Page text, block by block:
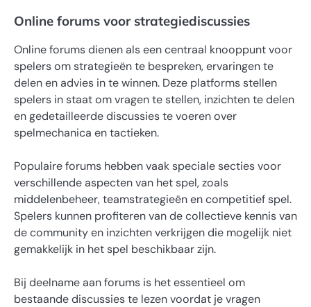
Online forums voor strategiediscussies
Online forums dienen als een centraal knooppunt voor
spelers om strategieën te bespreken, ervaringen te
delen en advies in te winnen. Deze platforms stellen
spelers in staat om vragen te stellen, inzichten te delen
en gedetailleerde discussies te voeren over
spelmechanica en tactieken.
Populaire forums hebben vaak speciale secties voor
verschillende aspecten van het spel, zoals
middelenbeheer, teamstrategieën en competitief spel.
Spelers kunnen profiteren van de collectieve kennis van
de community en inzichten verkrijgen die mogelijk niet
gemakkelijk in het spel beschikbaar zijn.
Bij deelname aan forums is het essentieel om
bestaande discussies te lezen voordat je vragen